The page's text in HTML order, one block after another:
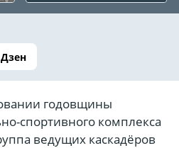
Дзен
годовщины
спортивного комплекса
ведущих каскадёров